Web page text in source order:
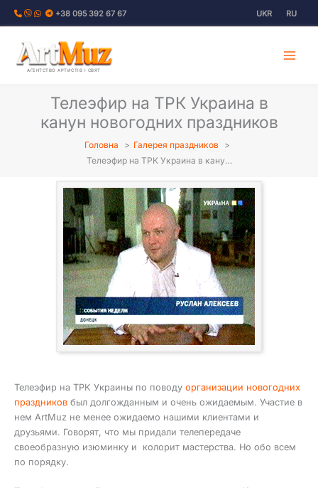
Перейти
+38 095 392 67 67 UKR RU
АГЕНТСТВО АРТИСТІВ І СВЯТ
Телеэфир на ТРК Украина в
канун новогодних праздников
Головна
Галерея праздников
Телеэфир на ТРК Украина в кану…
Телеэфир на ТРК Украины по поводу организации новогодних
праздников был долгожданным и очень ожидаемым. Участие в
нем ArtMuz не менее ожидаемо нашими клиентами и
друзьями. Говорят, что мы придали телепередаче
своеобразную изюминку и колорит мастерства. Но обо всем
по порядку.